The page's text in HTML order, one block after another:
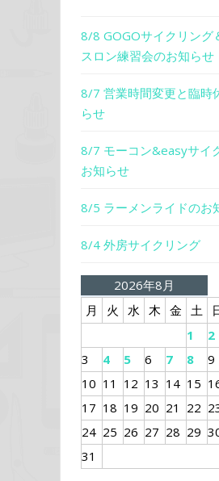
8/8 GOGOサイクリング
スロン練習会のお知らせ
8/7 営業時間変更と臨時
らせ
8/7 モーコン&easyサイ
お知らせ
8/5 ラーメンライドのお
8/4 外房サイクリング
2026年8月
月
火 水 木 金 土
1
2
3
4 5 6 7 8
9
10 11 12 13 14 15
17 18 19 20 21 22
24 25 26 27 28 29
31